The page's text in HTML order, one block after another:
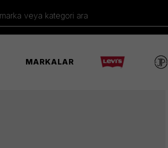
veya kategori ara
MARKALAR